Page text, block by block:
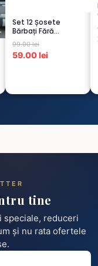
Set 12 Șosete
Bărbați Fără
Cusături – 6 Albe +
6 Negre...
99.00 lei
59.00 lei
tine
speciale, reduceri
și nu rata ofertele